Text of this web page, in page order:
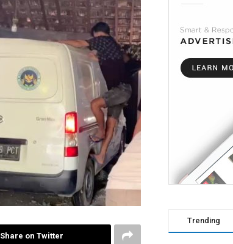
Share on Twitter
Trending